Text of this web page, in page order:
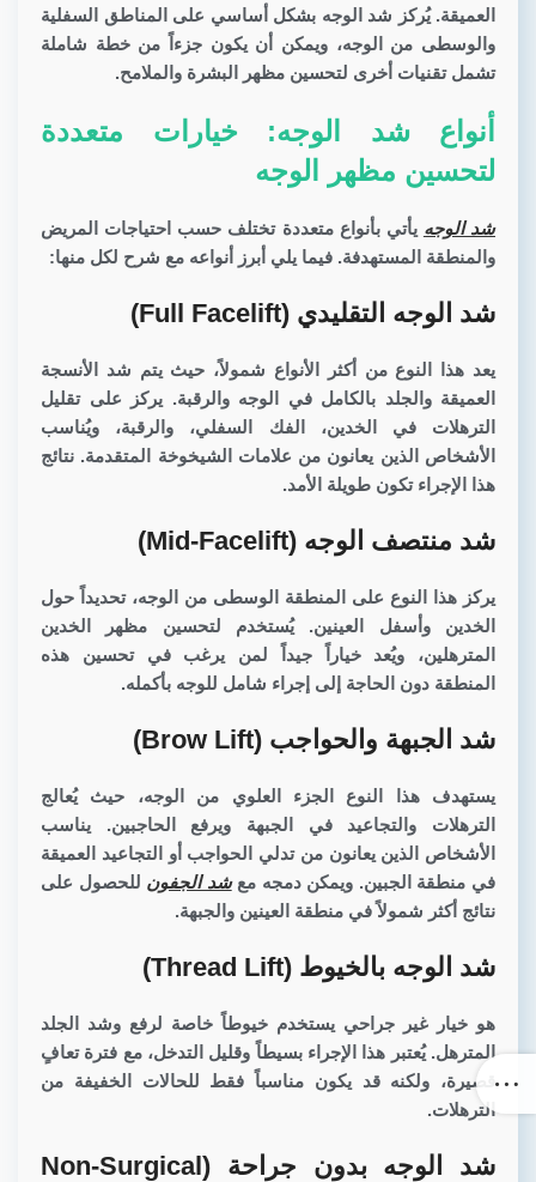
العميقة. يُركز شد الوجه بشكل أساسي على المناطق السفلية
والوسطى من الوجه، ويمكن أن يكون جزءاً من خطة شاملة
تشمل تقنيات أخرى لتحسين مظهر البشرة والملامح.
أنواع شد الوجه: خيارات متعددة
لتحسين مظهر الوجه
شد الوجه يأتي بأنواع متعددة تختلف حسب احتياجات المريض
والمنطقة المستهدفة. فيما يلي أبرز أنواعه مع شرح لكل منها:
شد الوجه التقليدي (Full Facelift)
يعد هذا النوع من أكثر الأنواع شمولاً، حيث يتم شد الأنسجة
العميقة والجلد بالكامل في الوجه والرقبة. يركز على تقليل
الترهلات في الخدين، الفك السفلي، والرقبة، ويُناسب
الأشخاص الذين يعانون من علامات الشيخوخة المتقدمة. نتائج
هذا الإجراء تكون طويلة الأمد.
شد منتصف الوجه (Mid-Facelift)
يركز هذا النوع على المنطقة الوسطى من الوجه، تحديداً حول
الخدين وأسفل العينين. يُستخدم لتحسين مظهر الخدين
المترهلين، ويُعد خياراً جيداً لمن يرغب في تحسين هذه
المنطقة دون الحاجة إلى إجراء شامل للوجه بأكمله.
شد الجبهة والحواجب (Brow Lift)
يستهدف هذا النوع الجزء العلوي من الوجه، حيث يُعالج
الترهلات والتجاعيد في الجبهة ويرفع الحاجبين. يناسب
الأشخاص الذين يعانون من تدلي الحواجب أو التجاعيد العميقة
في منطقة الجبين. ويمكن دمجه معشد الجفون للحصول على
نتائج أكثر شمولاً في منطقة العينين والجبهة.
شد الوجه بالخيوط (Thread Lift)
هو خيار غير جراحي يستخدم خيوطاً خاصة لرفع وشد الجلد
المترهل. يُعتبر هذا الإجراء بسيطاً وقليل التدخل، مع فترة تعافٍ
قصيرة، ولكنه قد يكون مناسباً فقط للحالات الخفيفة من
الترهلات.
شد الوجه بدون جراحة (Non-Surgical